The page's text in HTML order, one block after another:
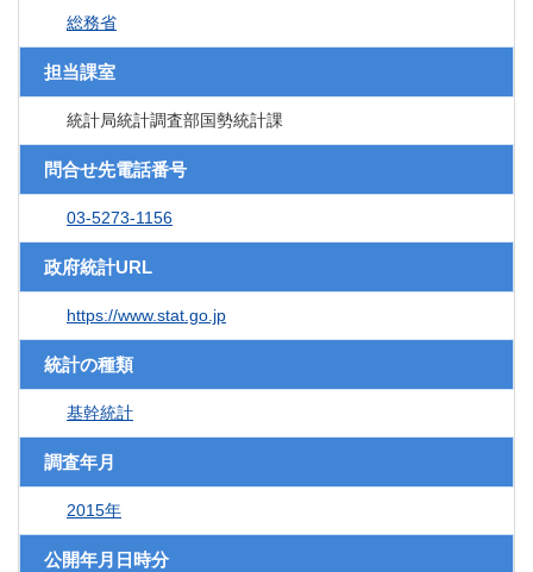
総務省
担当課室
統計局統計調査部国勢統計課
問合せ先電話番号
03-5273-1156
政府統計URL
https://www.stat.go.jp
統計の種類
基幹統計
調査年月
2015年
公開年月日時分